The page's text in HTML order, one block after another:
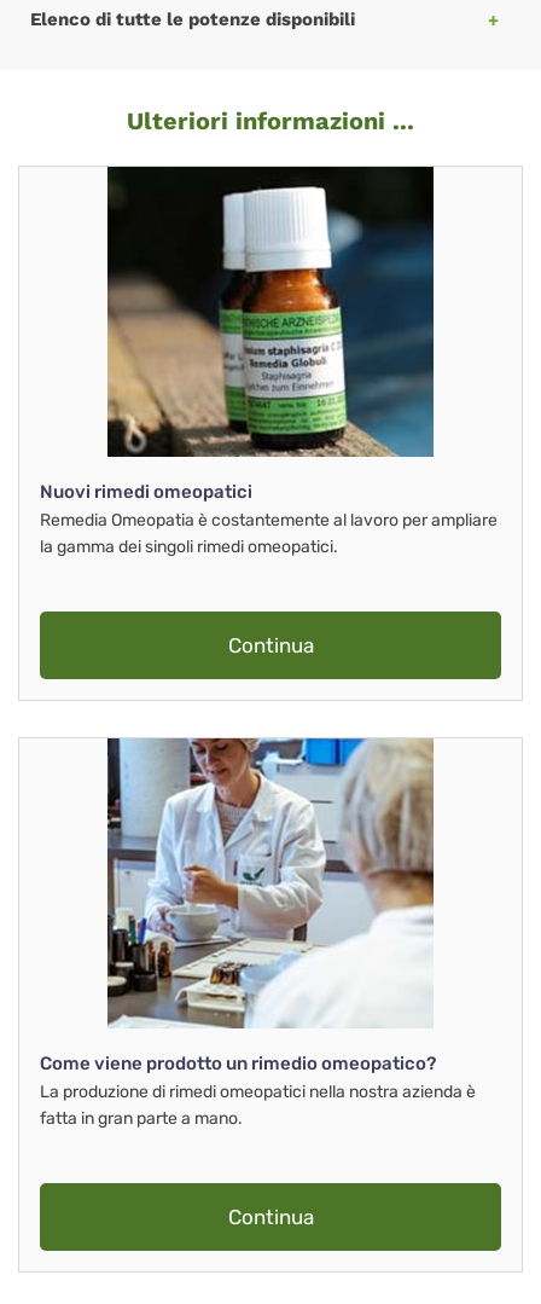
Elenco di tutte le potenze disponibili
Ulteriori informazioni ...
Nuovi rimedi omeopatici
Remedia Omeopatia è costantemente al lavoro per ampliare
la gamma dei singoli rimedi omeopatici.
Continua
Come viene prodotto un rimedio omeopatico?
La produzione di rimedi omeopatici nella nostra azienda è
fatta in gran parte a mano.
Continua